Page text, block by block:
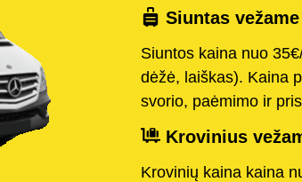
Siuntas
Siuntos kaina nuo
dėžė, laiškas). Kaina
svorio, paėmimo ir
Krovinius
Krovinių kaina kaina